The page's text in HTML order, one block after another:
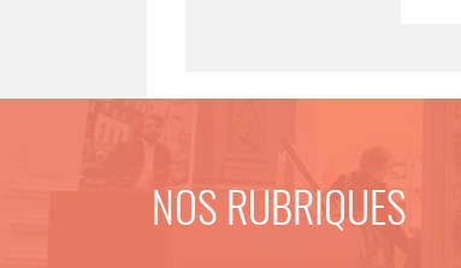
NOS RUBRIQUES